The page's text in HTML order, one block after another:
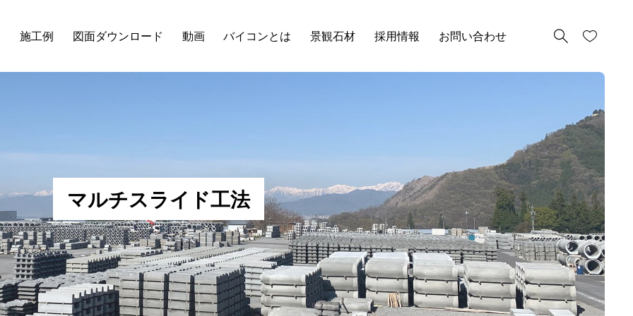
施工例 図面ダウンロード 動画 バイコンとは 景観石材 採用情報 お問い合わせ
マルチスライド工法